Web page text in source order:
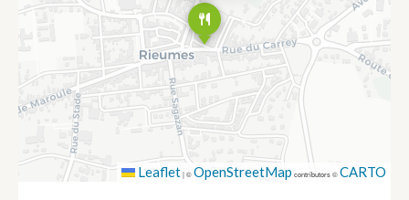
Leaflet|©OpenStreetMap contributors ©CARTO